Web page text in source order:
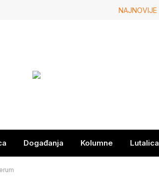
NAJNOVIJE
Događanja Kolumne Lutalica